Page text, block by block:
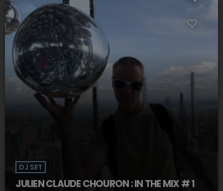
DJ SET
JULIEN CLAUDE CHOURON : IN THE MIX # 1